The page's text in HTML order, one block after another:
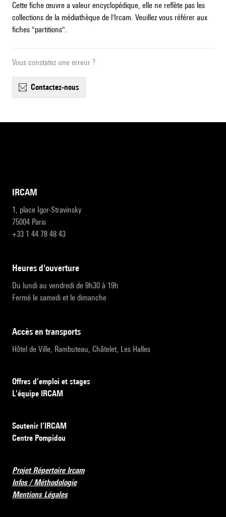
Cette fiche œuvre a valeur encyclopédique, elle ne reflète pas les
collections de la médiathèque de l'Ircam. Veuillez vous référer aux
fiches "partitions".
Vous constatez une erreur ?
contactez-nous
IRCAM
1, place Igor-Stravinsky
75004 Paris
+33 1 44 78 48 43
heures d'ouverture
Du lundi au vendredi de 9h30 à 19h
Fermé le samedi et le dimanche
accès en transports
Hôtel de Ville, Rambuteau, Châtelet, Les Halles
Offres d’emploi et stages
L’équipe IRCAM
Soutenir l’IRCAM
Centre Pompidou
Projet Répertoire Ircam
Infos / Méthodologie
Mentions Légales